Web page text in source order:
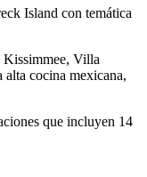
Island con temática
Kissimmee, Villa
cocina mexicana,
que incluyen 14